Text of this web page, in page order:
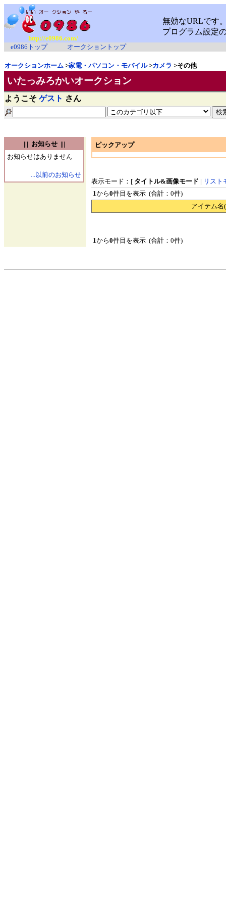
http://e0986.com/
e0986トップ
オークショントップ
オークションホーム >家電・パソコン・モバイル>カメラ >その他
いたっみろかいオークション
ようこそ ゲスト さん
||| お知らせ |||
お知らせはありません
...以前のお知らせ
ピックアップ
表示モード：[ タイトル&画像モード | リスト
1から0件目を表示 (合計：0件)
アイテム名
1から0件目を表示 (合計：0件)